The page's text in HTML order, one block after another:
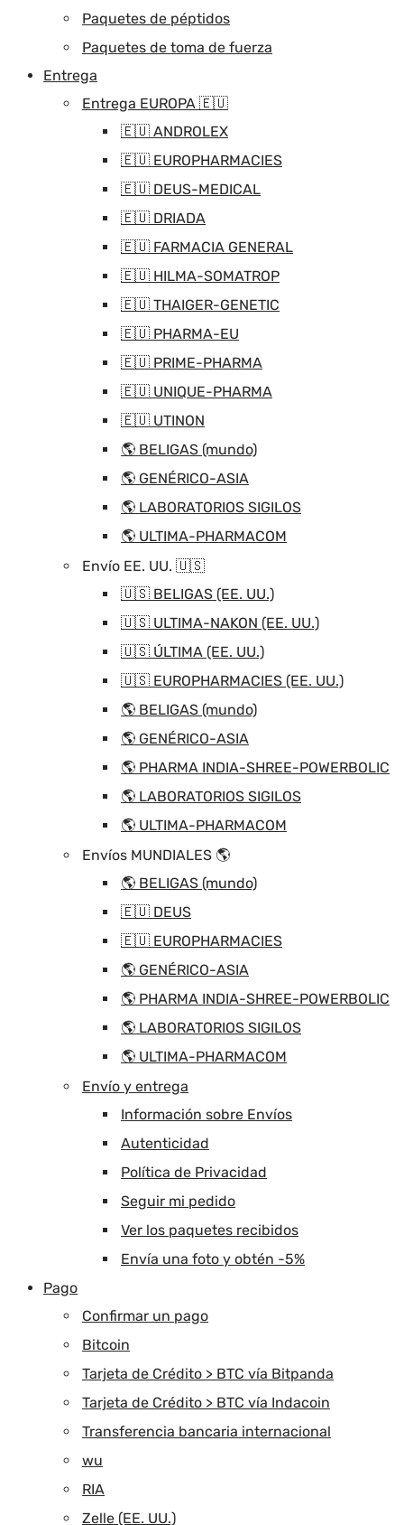
Paquetes de péptidos
Paquetes de toma de fuerza
Entrega
Entrega EUROPA 🇪🇺
🇪🇺 ANDROLEX
🇪🇺 EUROPHARMACIES
🇪🇺 DEUS-MEDICAL
🇪🇺 DRIADA
🇪🇺 FARMACIA GENERAL
🇪🇺 HILMA-SOMATROP
🇪🇺 THAIGER-GENETIC
🇪🇺 PHARMA-EU
🇪🇺 PRIME-PHARMA
🇪🇺 UNIQUE-PHARMA
🇪🇺 UTINON
🌎 BELIGAS (mundo)
🌎 GENÉRICO-ASIA
🌎 LABORATORIOS SIGILOS
🌎 ULTIMA-PHARMACOM
Envío EE. UU. 🇺🇸
🇺🇸 BELIGAS (EE. UU.)
🇺🇸 ULTIMA-NAKON (EE. UU.)
🇺🇸 ÚLTIMA (EE. UU.)
🇺🇸 EUROPHARMACIES (EE. UU.)
🌎 BELIGAS (mundo)
🌎 GENÉRICO-ASIA
🌎 PHARMA INDIA-SHREE-POWERBOLIC
🌎 LABORATORIOS SIGILOS
🌎 ULTIMA-PHARMACOM
Envíos MUNDIALES 🌎
🌎 BELIGAS (mundo)
🇪🇺 DEUS
🇪🇺 EUROPHARMACIES
🌎 GENÉRICO-ASIA
🌎 PHARMA INDIA-SHREE-POWERBOLIC
🌎 LABORATORIOS SIGILOS
🌎 ULTIMA-PHARMACOM
Envío y entrega
Información sobre Envíos
Autenticidad
Política de Privacidad
Seguir mi pedido
Ver los paquetes recibidos
Envía una foto y obtén -5%
Pago
Confirmar un pago
Bitcoin
Tarjeta de Crédito > BTC vía Bitpanda
Tarjeta de Crédito > BTC vía Indacoin
Transferencia bancaria internacional
wu
RIA
Zelle (EE. UU.)